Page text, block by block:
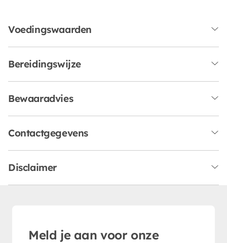
Voedingswaarden
Bereidingswijze
Bewaaradvies
Contactgegevens
Disclaimer
Meld je aan voor onze